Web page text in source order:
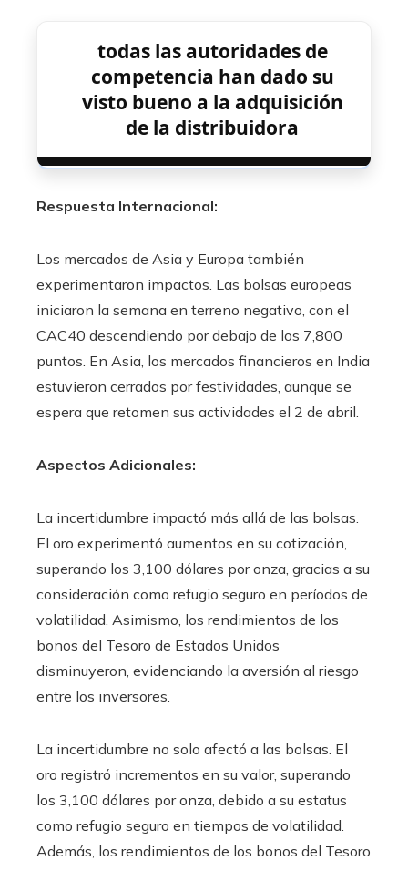
todas las autoridades de
competencia han dado su
visto bueno a la adquisición
de la distribuidora
Respuesta Internacional:
Los mercados de Asia y Europa también
experimentaron impactos. Las bolsas europeas
iniciaron la semana en terreno negativo, con el
CAC40 descendiendo por debajo de los 7,800
puntos. En Asia, los mercados financieros en India
estuvieron cerrados por festividades, aunque se
espera que retomen sus actividades el 2 de abril.
Aspectos Adicionales:
La incertidumbre impactó más allá de las bolsas.
El oro experimentó aumentos en su cotización,
superando los 3,100 dólares por onza, gracias a su
consideración como refugio seguro en períodos de
volatilidad. Asimismo, los rendimientos de los
bonos del Tesoro de Estados Unidos
disminuyeron, evidenciando la aversión al riesgo
entre los inversores.
La incertidumbre no solo afectó a las bolsas. El
oro registró incrementos en su valor, superando
los 3,100 dólares por onza, debido a su estatus
como refugio seguro en tiempos de volatilidad.
Además, los rendimientos de los bonos del Tesoro